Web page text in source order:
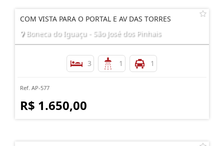
COM VISTA PARA O PORTAL E AV DAS TORRES
Boneca do Iguaçu - São José dos Pinhais
3 1 1
Ref. AP-577
R$ 1.650,00